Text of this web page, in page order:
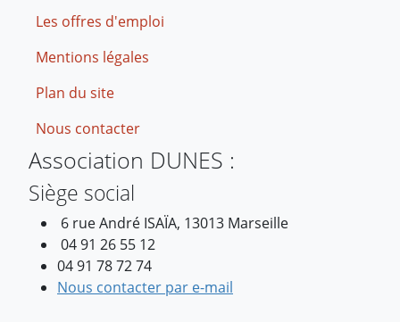
Footer
Les offres d'emploi
Mentions légales
Plan du site
Nous contacter
Association DUNES :
Siège social
6 rue André ISAÏA, 13013 Marseille
04 91 26 55 12
04 91 78 72 74
Nous contacter par e-mail